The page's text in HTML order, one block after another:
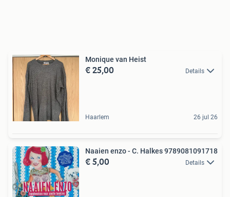
Monique van Heist
€ 25,00 Details
Haarlem 26 jul 26
Naaien enzo - C. Halkes 9789081091718
€ 5,00 Details